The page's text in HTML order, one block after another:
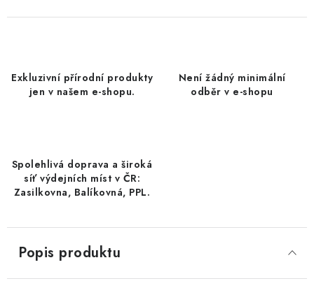
LYOFILIZOVANÉ OVOCE
KOŘENÍ / TEKUTÁ OCHUCOVADLA/OMÁČKY
SUŠENÉ OVOCE / MERUŇKY SÍŘENÉ / MERUŇKY
Exkluzivní přírodní produkty
jen v našem e-shopu.
Není žádný minimální
odběr v e-shopu
Spolehlivá doprava a široká
síť výdejních míst v ČR:
Zasilkovna, Balíkovná, PPL.
Popis produktu